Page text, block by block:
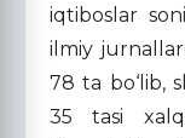
iqtiboslar
ilmiy
78 ta bo‘lib,
35 tasi